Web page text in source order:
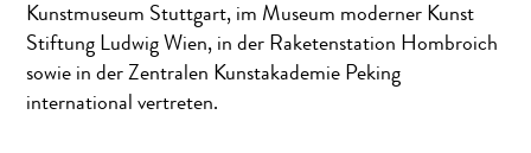
Kunstmuseum Stuttgart, im Museum moderner Kunst
Stiftung Ludwig Wien, in der Raketenstation Hombroich
sowie in der Zentralen Kunstakademie Peking
international vertreten.